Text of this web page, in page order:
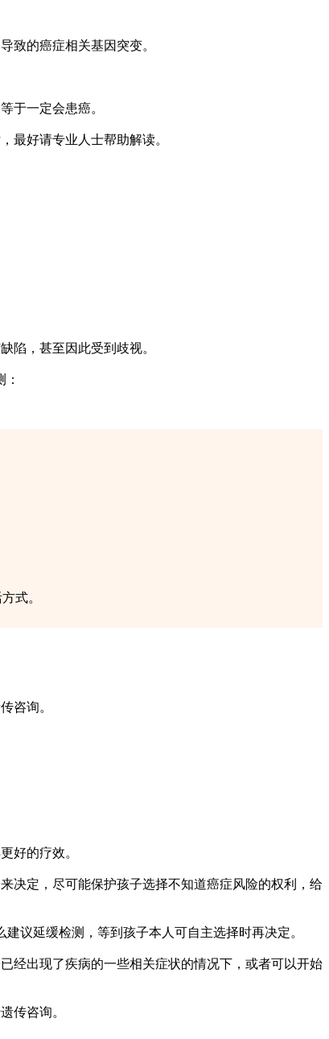
的癌症相关基因突变。
于一定会患癌。
好请专业人士帮助解读。
，甚至因此受到歧视。
式。​
咨询。
好的疗效。
定，尽可能保护孩子选择不知道癌症风险的权利，给
议延缓检测，等到孩子本人可自主选择时再决定。
出现了疾病的一些相关症状的情况下，或者可以开始
传咨询。